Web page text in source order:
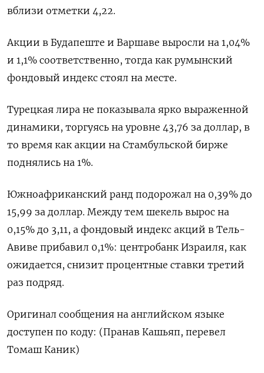
вблизи отметки 4,22.
Акции в Будапеште и Варшаве выросли на 1,04%
и 1,1% соответственно, тогда как румынский
фондовый индекс стоял на месте.
Турецкая лира не показывала ярко выраженной
динамики, торгуясь на уровне 43,76 за доллар, в
то время как ​акции на Стамбульской бирже
⁠поднялись на 1%.
Южноафриканский ранд подорожал на 0,39% до
15,99 за доллар. Между тем шекель вырос ‌на
0,15% до 3,11, а фондовый индекс акций ‌в Тель-
Авиве прибавил 0,1%: центробанк Израиля, как
ожидается, снизит процентные ставки ​третий
раз подряд.
Оригинал сообщения на английском языке
доступен по ‌коду: (Пранав Кашьяп, перевел
Томаш Каник)